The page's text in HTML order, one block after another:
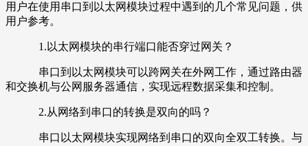
用户在使用串口到以太网模块过程中遇到的几个常见问题，供
用户参考。
1.以太网模块的串行端口能否穿过网关？
串口到以太网模块可以跨网关在外网工作，通过路由器
和交换机与公网服务器通信，实现远程数据采集和控制。
2.从网络到串口的转换是双向的吗？
串口以太网模块实现网络到串口的双向全双工转换。与